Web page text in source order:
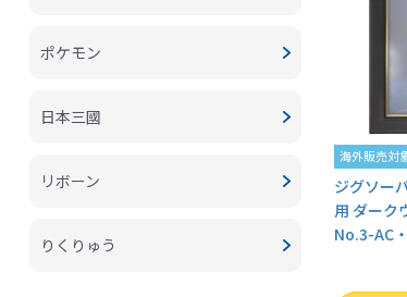
ポケモン
日本三國
リボーン
りくりゅう
海外販売対
ジグソー
用 ダーク
No.3-AC